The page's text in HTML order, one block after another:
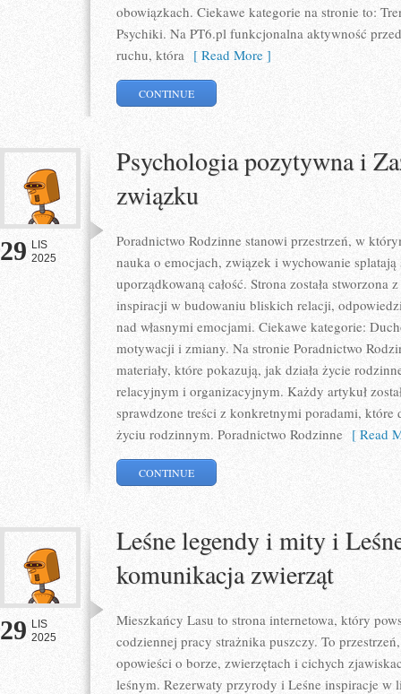
obowiązkach. Ciekawe kategorie na stronie to:
Psychiki. Na PT6.pl funkcjonalna aktywność
ruchu, która [ Read More ]
CONTINUE
29 LIS
2025
Psychologia pozytywna i
związku
Poradnictwo Rodzinne stanowi przestrzeń, w
nauka o emocjach, związek i wychowanie
uporządkowaną całość. Strona została
inspiracji w budowaniu bliskich relacji,
nad własnymi emocjami. Ciekawe kategorie:
motywacji i zmiany. Na stronie Poradnictwo
materiały, które pokazują, jak działa życie
relacyjnym i organizacyjnym. Każdy artykuł
sprawdzone treści z konkretnymi poradami,
życiu rodzinnym. Poradnictwo Rodzinne [ Read
CONTINUE
29 LIS
2025
Leśne legendy i mity i
komunikacja zwierząt
Mieszkańcy Lasu to strona internetowa, który
codziennej pracy strażnika puszczy. To
opowieści o borze, zwierzętach i cichych
leśnym. Rezerwaty przyrody i Leśne inspiracje w